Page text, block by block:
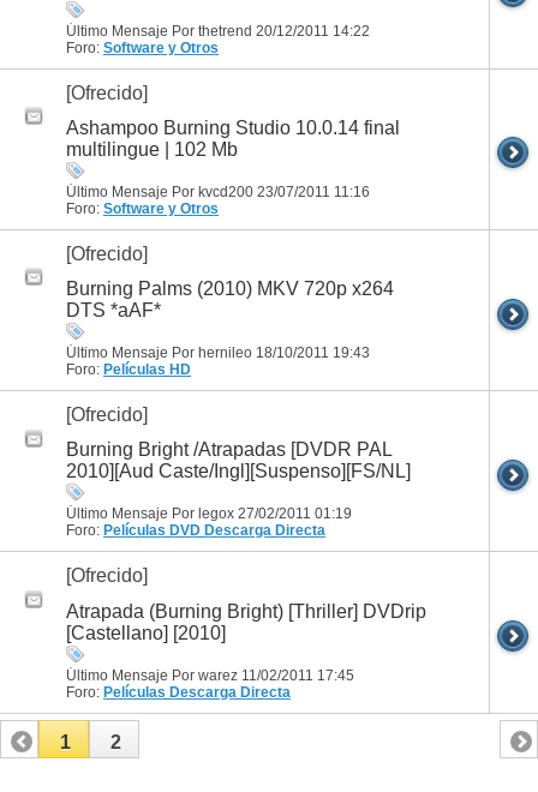
Último Mensaje Por thetrend 20/12/2011 14:22
Foro: Software y Otros
[Ofrecido]
Ashampoo Burning Studio 10.0.14 final
multilingue | 102 Mb
Último Mensaje Por kvcd200 23/07/2011 11:16
Foro: Software y Otros
[Ofrecido]
Burning Palms (2010) MKV 720p x264
DTS *aAF*
Último Mensaje Por hernileo 18/10/2011 19:43
Foro: Películas HD
[Ofrecido]
Burning Bright /Atrapadas [DVDR PAL
2010][Aud Caste/Ingl][Suspenso][FS/NL]
Último Mensaje Por legox 27/02/2011 01:19
Foro: Películas DVD Descarga Directa
[Ofrecido]
Atrapada (Burning Bright) [Thriller] DVDrip
[Castellano] [2010]
Último Mensaje Por warez 11/02/2011 17:45
Foro: Películas Descarga Directa
1 2